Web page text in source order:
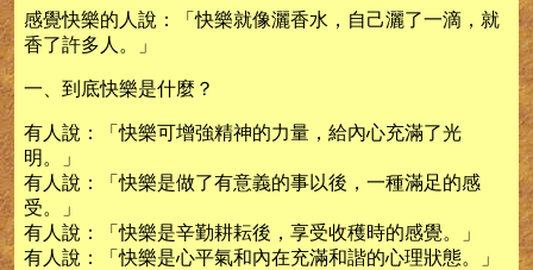
感覺快樂的人說：「快樂就像灑香水，自己灑了一滴，就
香了許多人。」
一、到底快樂是什麼？
有人說：「快樂可增強精神的力量，給內心充滿了光
明。」
有人說：「快樂是做了有意義的事以後，一種滿足的感
受。」
有人說：「快樂是辛勤耕耘後，享受收穫時的感覺。」
有人說：「快樂是心平氣和內在充滿和諧的心理狀態。」